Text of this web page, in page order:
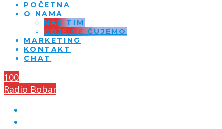
POČETNA
O NAMA
NAŠ TIM
GDJE SE ČUJEMO
MARKETING
KONTAKT
CHAT
100
Radio Bobar